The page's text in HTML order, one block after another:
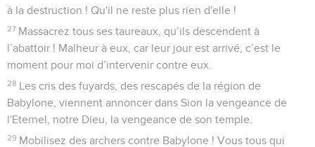
à la destruction ! Qu'il ne reste plus rien d'elle !
27 Massacrez tous ses taureaux, qu’ils descendent à
l’abattoir ! Malheur à eux, car leur jour est arrivé, c’est le
moment pour moi d’intervenir contre eux.
28 Les cris des fuyards, des rescapés de la région de
Babylone, viennent annoncer dans Sion la vengeance de
l'Eternel, notre Dieu, la vengeance de son temple.
29 Mobilisez des archers contre Babylone ! Vous tous qui